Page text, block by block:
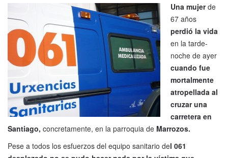
Una mujerde
67 años
perdió la vida
en la tarde-
noche de ayer
cuando fue
mortalmente
atropellada al
cruzar una
carretera en
Santiago, concretamente, en la parroquia de Marrozos.
Pese a todos los esfuerzos del equipo sanitario del 061